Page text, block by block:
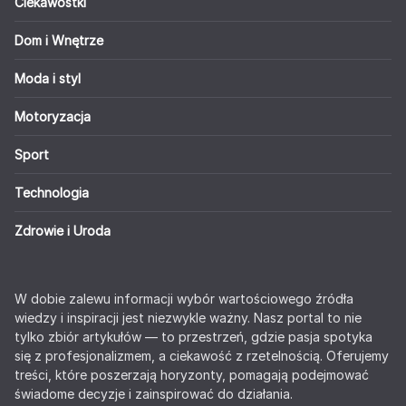
Dom i Wnętrze
Moda i styl
Motoryzacja
Sport
Technologia
Zdrowie i Uroda
W dobie zalewu informacji wybór wartościowego źródła
wiedzy i inspiracji jest niezwykle ważny. Nasz portal to nie
tylko zbiór artykułów — to przestrzeń, gdzie pasja spotyka
się z profesjonalizmem, a ciekawość z rzetelnością. Oferujemy
treści, które poszerzają horyzonty, pomagają podejmować
świadome decyzje i zainspirować do działania.